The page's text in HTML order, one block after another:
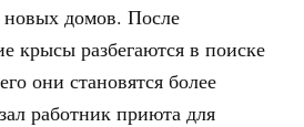
новых домов. После
крысы разбегаются в поиске
они становятся более
работник приюта для